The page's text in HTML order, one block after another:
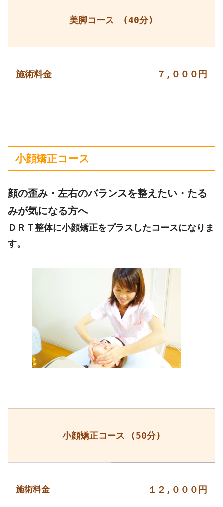
美脚コース (40分)
施術料金 ７,０００円
小顔矯正コース
顔の歪み・左右のバランスを整えたい・たる
みが気になる方へ
ＤＲＴ整体に小顔矯正をプラスしたコースになりま
す。
小顔矯正コース (50分)
施術料金 １２,０００円